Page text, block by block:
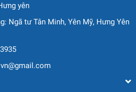
5.695 mm
2.250 mm
3.020 mm
mm
yên
Ngã tư Tân Minh, Yên Mỹ, Hưng Yên